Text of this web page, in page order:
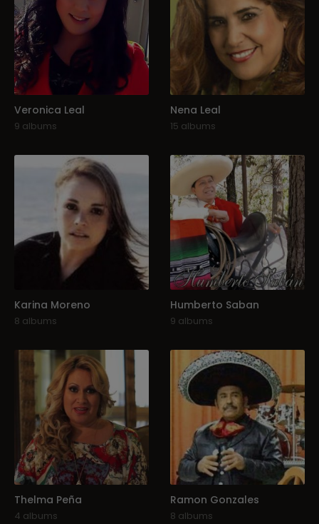
Veronica Leal
9 albums
Nena Leal
15 albums
Karina Moreno
8 albums
Humberto Saban
9 albums
Thelma Peña
4 albums
Ramon Gonzales
8 albums